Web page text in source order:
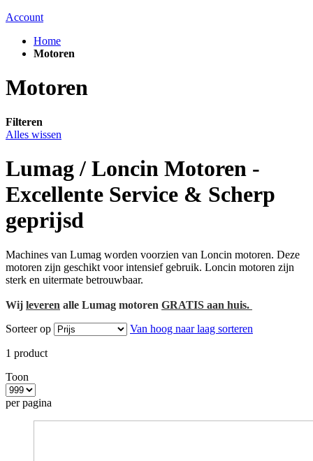
Account
Home
Motoren
Motoren
Filteren
Alles wissen
Lumag / Loncin Motoren -
Excellente Service & Scherp
geprijsd
Machines van Lumag worden voorzien van Loncin motoren. Deze
motoren zijn geschikt voor intensief gebruik. Loncin motoren zijn
sterk en uitermate betrouwbaar.
Wij leveren alle Lumag motoren GRATIS aan huis.
Sorteer op
Van hoog naar laag sorteren
1 product
Toon
per pagina